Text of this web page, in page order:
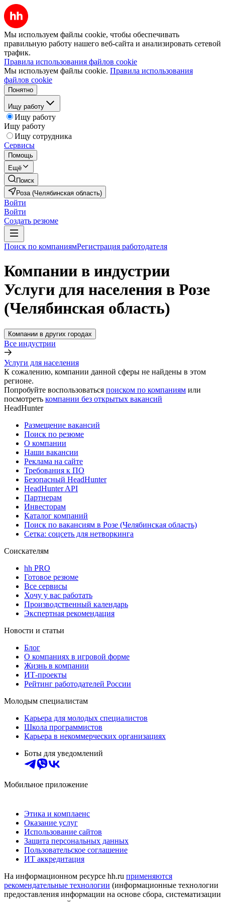
Мы используем файлы cookie, чтобы обеспечивать
правильную работу нашего веб-сайта и анализировать сетевой
трафик.
Правила использования файлов cookie
Мы используем файлы cookie. Правила использования
файлов cookie
Понятно
Ищу работу
Ищу работу
Ищу работу
Ищу сотрудника
Сервисы
Помощь
Ещё
Поиск
Роза (Челябинская область)
Войти
Войти
Создать резюме
Поиск по компаниямРегистрация работодателя
Компании в индустрии
Услуги для населения в Розе
(Челябинская область)
Компании в других городах
Все индустрии
Услуги для населения
К сожалению, компании данной сферы не найдены в этом
регионе.
Попробуйте воспользоваться поиском по компаниям или
посмотреть компании без открытых вакансий
HeadHunter
Размещение вакансий
Поиск по резюме
О компании
Наши вакансии
Реклама на сайте
Требования к ПО
Безопасный HeadHunter
HeadHunter API
Партнерам
Инвесторам
Каталог компаний
Поиск по вакансиям в Розе (Челябинская область)
Сетка: соцсеть для нетворкинга
Соискателям
hh PRO
Готовое резюме
Все сервисы
Хочу у вас работать
Производственный календарь
Экспертная рекомендация
Новости и статьи
Блог
О компаниях в игровой форме
Жизнь в компании
ИТ-проекты
Рейтинг работодателей России
Молодым специалистам
Карьера для молодых специалистов
Школа программистов
Карьера в некоммерческих организациях
Боты для уведомлений
Мобильное приложение
Этика и комплаенс
Оказание услуг
Использование сайтов
Защита персональных данных
Пользовательское соглашение
ИТ аккредитация
На информационном ресурсе hh.ru применяются
рекомендательные технологии (информационные технологии
предоставления информации на основе сбора, систематизации